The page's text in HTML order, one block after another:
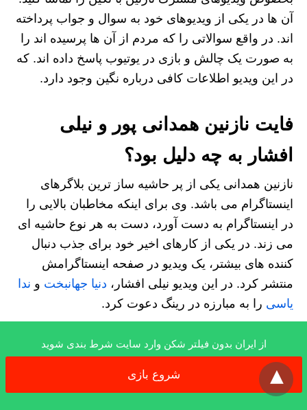
آن ها در یکی از ویدیوهای خود به سوال و جواب پرداخته
اند. در واقع سوالاتی را که مردم از آن ها پرسیده اند را
به صورت یک چالش و بازی در یوتیوب پاسخ داده اند. که
در این ویدیو اطلاعات کافی درباره نگین وجود دارد.
فایت نازنین همدانی پور و نیلی
افشار به چه دلیل بود؟
نازنین همدانی یکی از پر حاشیه ساز ترین بلاگرهای
اینستاگرام می باشد. وی برای اینکه مخاطبان بالایی را
در اینستاگرام به دست آورد، دست به هر نوع حاشیه ای
می زند. در یکی از کارهای اخیر خود برای جذب دنبال
کننده های بیشتر، یک ویدیو در صفحه اینستاگرامش
منتشر کرد. در این ویدیو نیلی افشار، دنیا جهانبخت و ندا
یاسی را به مبارزه در رینگ دعوت کرد.
اما هیچ جوابی را از طرف این سه بلاگر دریافت نکرد.
سپس در ویدیو مجدد نیلی افشار را به تنهایی به مبارزه
دعوت کرد. در جواب نیز نیلی افشار کلیپی همانند کلیپ
از ایران بدون فیلتر شکن وارد سایت شرط بندی شوید
شروع بازی